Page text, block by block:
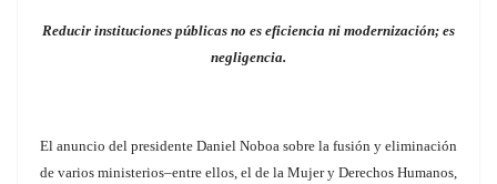
Reducir instituciones públicas no es eficiencia ni modernización; es
negligencia.
El anuncio del presidente Daniel Noboa sobre la fusión y eliminación
de varios ministerios–entre ellos, el de la Mujer y Derechos Humanos,